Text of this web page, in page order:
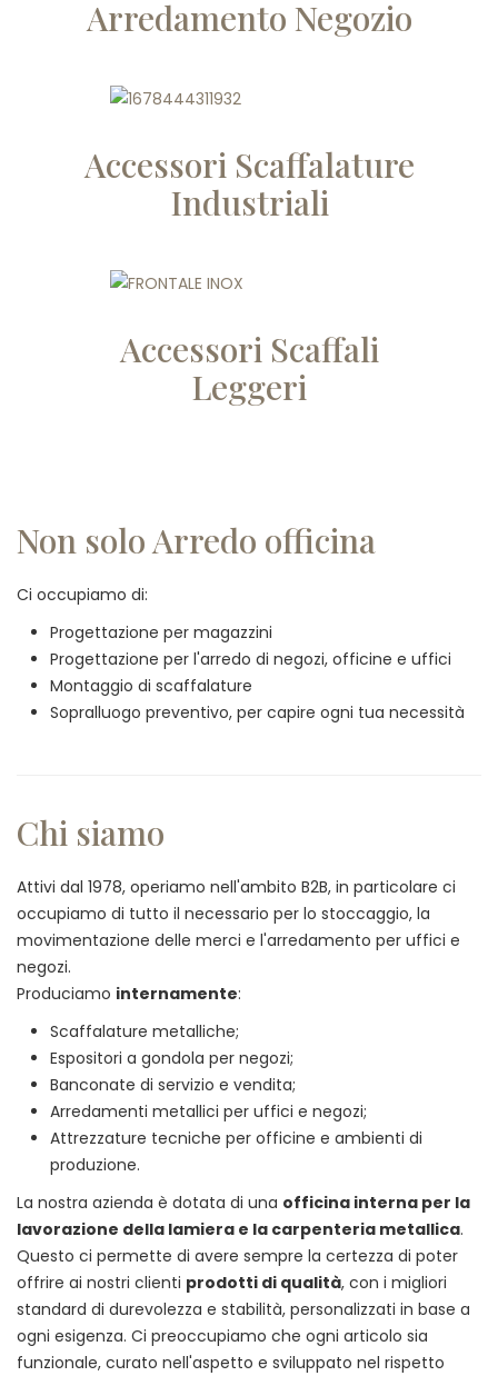
Arredamento Negozio
Accessori Scaffalature
Industriali
Accessori Scaffali
Leggeri
Non solo Arredo officina
Ci occupiamo di:
Progettazione per magazzini
Progettazione per l'arredo di negozi, officine e uffici
Montaggio di scaffalature
Sopralluogo preventivo, per capire ogni tua necessità
Chi siamo
Attivi dal 1978, operiamo nell'ambito B2B, in particolare ci
occupiamo di tutto il necessario per lo stoccaggio, la
movimentazione delle merci e l'arredamento per uffici e
negozi.
Produciamo internamente:
Scaffalature metalliche;
Espositori a gondola per negozi;
Banconate di servizio e vendita;
Arredamenti metallici per uffici e negozi;
Attrezzature tecniche per officine e ambienti di
produzione.
La nostra azienda è dotata di una officina interna per la
lavorazione della lamiera e la carpenteria metallica.
Questo ci permette di avere sempre la certezza di poter
offrire ai nostri clienti prodotti di qualità, con i migliori
standard di durevolezza e stabilità, personalizzati in base a
ogni esigenza. Ci preoccupiamo che ogni articolo sia
funzionale, curato nell'aspetto e sviluppato nel rispetto